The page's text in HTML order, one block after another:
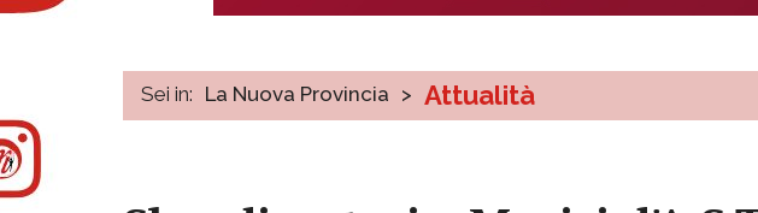
Sei in: La Nuova Provincia > Attualità